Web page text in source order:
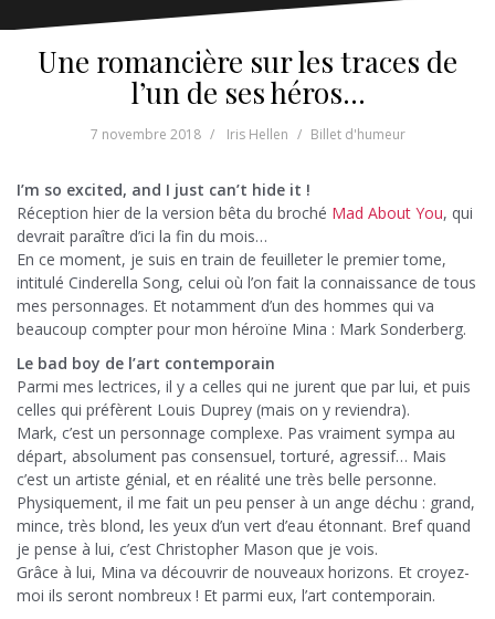
Une romancière sur les traces de
l’un de ses héros…
7 novembre 2018 Iris Hellen Billet d'humeur
I’m so excited, and I just can’t hide it !
Réception hier de la version bêta du broché Mad About You, qui
devrait paraître d’ici la fin du mois…
En ce moment, je suis en train de feuilleter le premier tome,
intitulé Cinderella Song, celui où l’on fait la connaissance de tous
mes personnages. Et notamment d’un des hommes qui va
beaucoup compter pour mon héroïne Mina : Mark Sonderberg.
Le bad boy de l’art contemporain
Parmi mes lectrices, il y a celles qui ne jurent que par lui, et puis
celles qui préfèrent Louis Duprey (mais on y reviendra).
Mark, c’est un personnage complexe. Pas vraiment sympa au
départ, absolument pas consensuel, torturé, agressif… Mais
c’est un artiste génial, et en réalité une très belle personne.
Physiquement, il me fait un peu penser à un ange déchu : grand,
mince, très blond, les yeux d’un vert d’eau étonnant. Bref quand
je pense à lui, c’est Christopher Mason que je vois.
Grâce à lui, Mina va découvrir de nouveaux horizons. Et croyez-
moi ils seront nombreux ! Et parmi eux, l’art contemporain.